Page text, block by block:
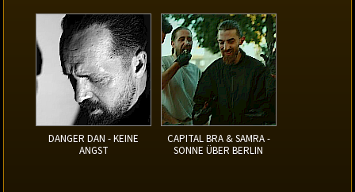
DANGER DAN - KEINE
ANGST
CAPITAL BRA & SAMRA -
SONNE ÜBER BERLIN